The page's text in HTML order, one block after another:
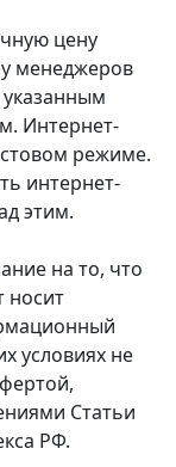
цену
менеджеров
Интернет-
режиме.
интернет-
этим.
на то, что
носит
условиях не
Статьи
РФ.